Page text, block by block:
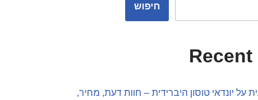
חיפוש
על יונדאי טוסון היברידית – חוות דעת, מחיר,